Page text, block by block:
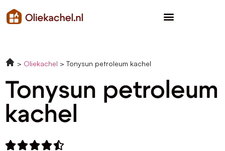
Oliekachel Tonysun petroleum kachel
Tonysun petroleum
kachel
